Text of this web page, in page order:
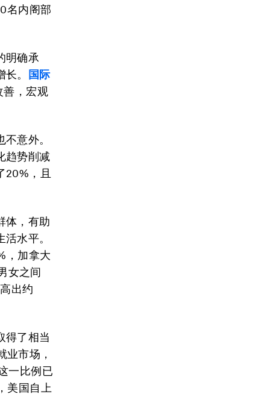
名内阁部
明确承
。
国际
善，宏观
意外。
趋势削减
20%，且
体，有助
水平。
，加拿大
女之间
出约
得了相当
市场，
一比例已
美国自上